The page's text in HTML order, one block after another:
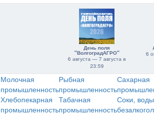
День поля
"ВолгоградАГРО"
6 августа — 7 августа в
23:59
6
Молочная
промышленность
Рыбная
промышленность
Сахарная
Хлебопекарная
промышленность
Табачная
промышленность
Соки,